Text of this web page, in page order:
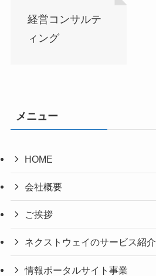
経営コンサルテ
ィング
メニュー
HOME
会社概要
ご挨拶
ネクストウェイのサービス紹介
情報ポータルサイト事業